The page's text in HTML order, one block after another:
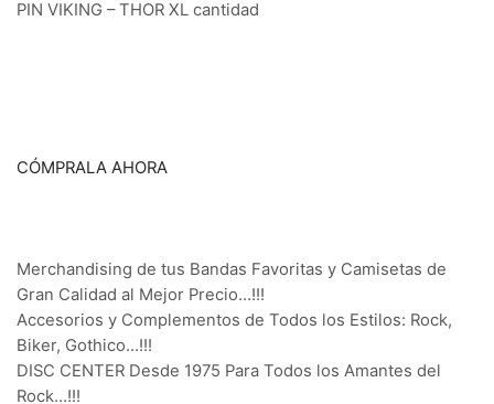
PIN VIKING – THOR XL cantidad
CÓMPRALA AHORA
Merchandising de tus Bandas Favoritas y Camisetas de
Gran Calidad al Mejor Precio…!!!
Accesorios y Complementos de Todos los Estilos: Rock,
Biker, Gothico…!!!
DISC CENTER Desde 1975 Para Todos los Amantes del
Rock…!!!